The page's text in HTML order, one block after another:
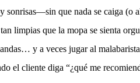
sonrisas—sin que nada se caiga (o
limpias que la mopa se sienta
y a veces jugar al
el cliente diga “¿qué me